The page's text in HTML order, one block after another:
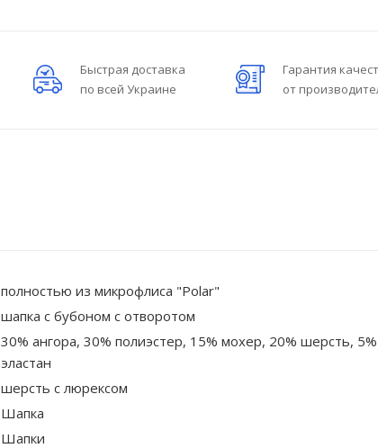
Быстрая доставка
по всей Украине
Гарантия
от
полностью из микрофлиса "Polar"
шапка с бубоном с отворотом
30% ангора, 30% полиэстер, 15% мохер, 20% шерсть, 5%
эластан
шерсть с люрексом
Шапка
Шапки